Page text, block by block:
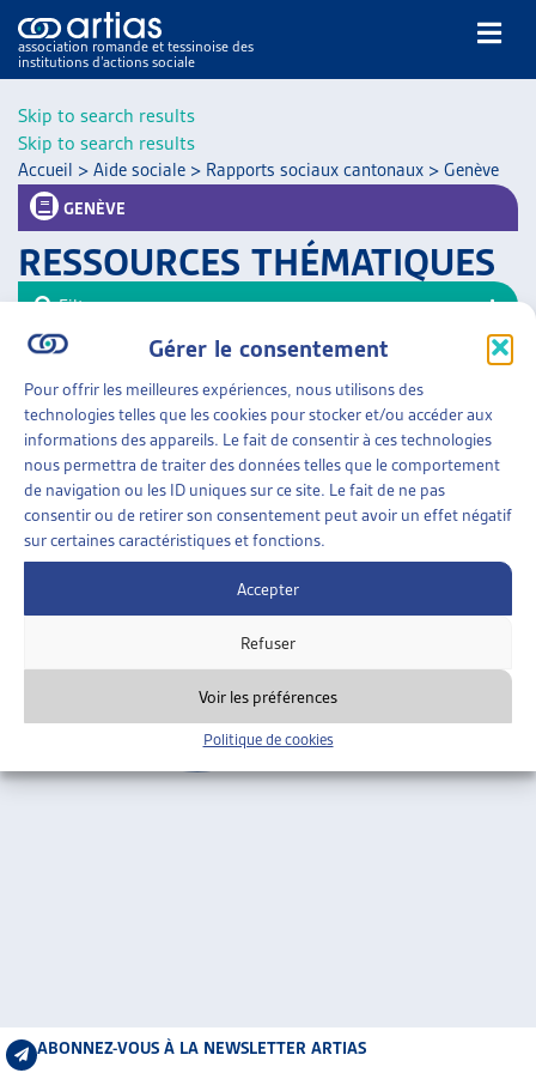
Skip to search results
Gérer le consentement
Pour offrir les meilleures expériences, nous utilisons des
technologies telles que les cookies pour stocker et/ou accéder aux
informations des appareils. Le fait de consentir à ces technologies
nous permettra de traiter des données telles que le comportement
de navigation ou les ID uniques sur ce site. Le fait de ne pas
consentir ou de retirer son consentement peut avoir un effet négatif
sur certaines caractéristiques et fonctions.
Accepter
Refuser
Voir les préférences
Politique de cookies
Skip to search results
association romande et tessinoise des
institutions d’actions sociale
NOS PUBLICATIONS
DOSSIERS DU MOIS
VEILLE
RESSOURCES
THÉMATIQUES
GUIDE SOCIAL ROMAND
AUTRES
ARTIAS
PROJETS ET ACTIVITÉS
Accueil > Aide sociale > Rapports sociaux cantonaux > Genève
GENÈVE
RESSOURCES THÉMATIQUES
AIDE SOCIALE»RAPPORTS SOCIAUX CANTONAUX
»GENÈVE
RAPPORT D’OBSERVATION SUR LA PAUVRETÉ
Canton de Genève, sept. 2016
Genève
Filtrer
Trier
ABONNEZ-VOUS À LA NEWSLETTER ARTIAS